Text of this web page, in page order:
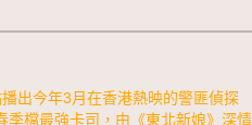
出今年3月在香港熱映的警匪偵探
季檔最強卡司，由《東北新娘》深情